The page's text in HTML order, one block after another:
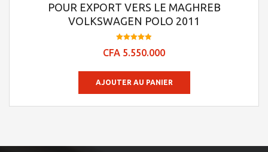
POUR EXPORT VERS LE MAGHREB
VOLKSWAGEN POLO 2011
4.95
CFA 5.550.000
AJOUTER AU PANIER